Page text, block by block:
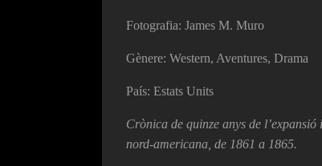
Fotografia: James M. Muro
Gènere: Western, Aventures, Drama
País: Estats Units
Crònica de quinze anys de l’expansió
nord-americana, de 1861 a 1865.